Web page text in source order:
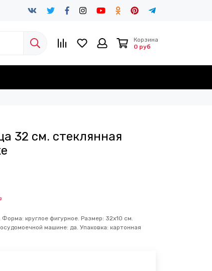
Корзина
0 руб
32 см. стеклянная
круглое фигурное. Размер: 32х10 см.
машине: да. Упаковка: картонная